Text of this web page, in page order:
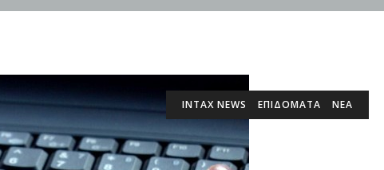
INTAX NEWS ΕΠΙΔΌΜΑΤΑ ΝΕΑ